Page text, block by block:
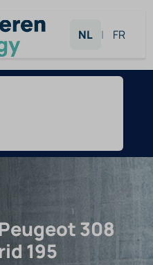
NL | FR
308
195